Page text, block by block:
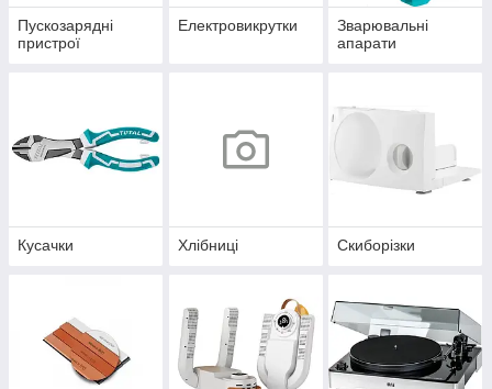
Пускозарядні
пристрої
Електровикрутки
Зварювальні
апарати
Кусачки Хлібниці Скиборізки